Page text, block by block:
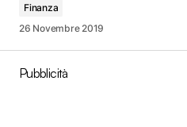
Finanza
26 Novembre 2019
Pubblicità